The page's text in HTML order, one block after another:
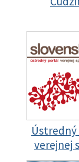
verejnej